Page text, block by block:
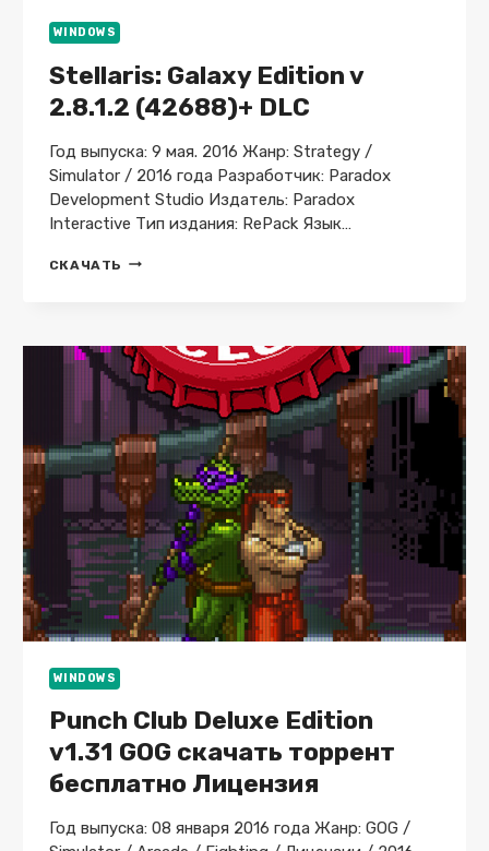
WINDOWS
Stellaris: Galaxy Edition v
2.8.1.2 (42688)+ DLC
Год выпуска: 9 мая. 2016 Жанр: Strategy /
Simulator / 2016 года Разработчик: Paradox
Development Studio Издатель: Paradox
Interactive Тип издания: RePack Язык…
СКАЧАТЬ STELLARIS:
(42688)+
DLC
WINDOWS
Punch Club Deluxe Edition
v1.31 GOG скачать торрент
бесплатно Лицензия
Год выпуска: 08 января 2016 года Жанр: GOG /